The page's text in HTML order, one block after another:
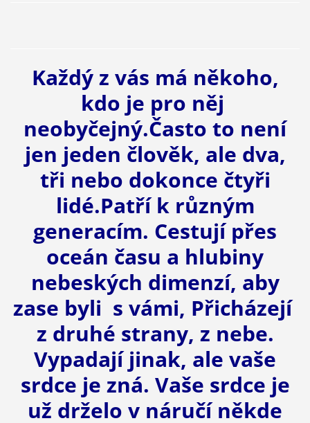
Každý z vás má někoho,
kdo je pro něj
neobyčejný.Často to není
jen jeden člověk, ale dva,
tři nebo dokonce čtyři
lidé.Patří k různým
generacím. Cestují přes
oceán času a hlubiny
nebeských dimenzí, aby
zase byli s vámi, Přicházejí
z druhé strany, z nebe.
Vypadají jinak, ale vaše
srdce je zná. Vaše srdce je
už drželo v náručí někde